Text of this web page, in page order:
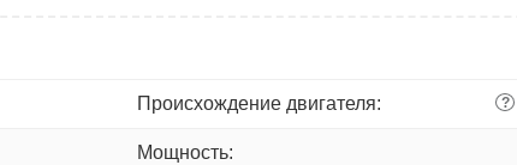
Происхождение двигателя: ?
Мощность: